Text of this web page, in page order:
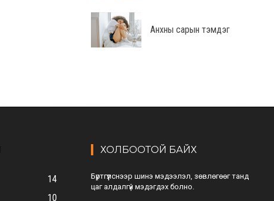
Анхны сарын тэмдэг
14
10
ХОЛБООТОЙ БАЙХ
Бүртгүүлснээр шинэ мэдээлэл, зөвлөгөөг танд
цаг алдалгүй мэдэгдэх болно.